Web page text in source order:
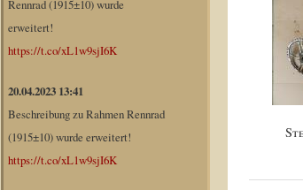
Rennrad (1915±10) wurde
erweitert!
https://t.co/xL1w9sjI6K
20.04.2023 13:41
Beschreibung zu Rahmen Rennrad
(1915±10) wurde erweitert!
https://t.co/xL1w9sjI6K